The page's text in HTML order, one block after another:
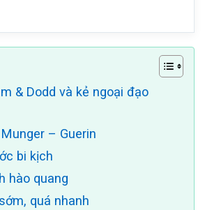
& Dodd và kẻ ngoại đạo
– Guerin
bi kịch
hào quang
quá nhanh